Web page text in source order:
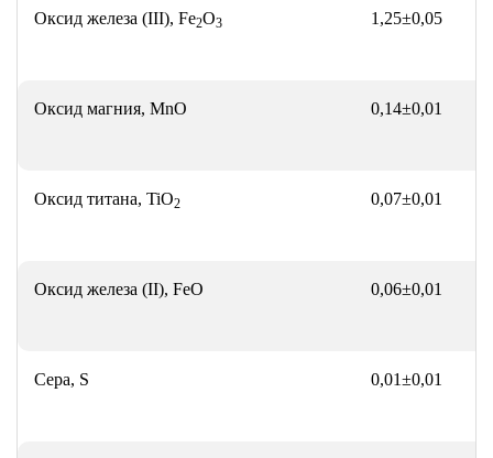
Оксид железа (III), Fe2O3 1,25±0,05
Оксид магния, MnO 0,14±0,01
Оксид титана, TiO2 0,07±0,01
Оксид железа (II), FeO 0,06±0,01
Сера, S 0,01±0,01